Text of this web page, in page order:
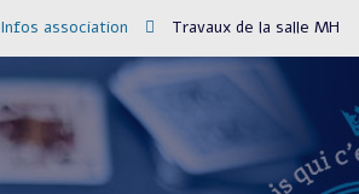
Infos association Travaux de la salle MH